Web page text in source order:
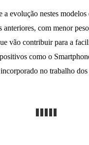
a evolução nestes
anteriores, com menor
vão contribuir para a
como o
no trabalho dos